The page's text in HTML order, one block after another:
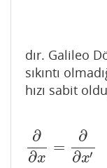
dır. Galileo
sıkıntı
hızı sabit
∂
∂x
=
∂
∂x′
∂∂ x=∂ ∂x′